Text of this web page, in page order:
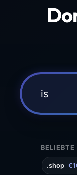
BELIEBTE
.shop